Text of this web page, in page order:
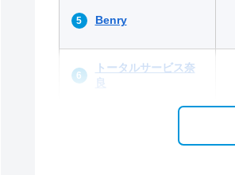
Benry
トータルサービス奈
良